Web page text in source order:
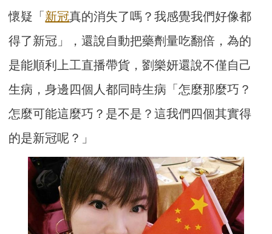
懷疑「 新冠真的消失了嗎？我感覺我們好像都
得了新冠」，還說自動把藥劑量吃翻倍，為的
是能順利上工直播帶貨，劉樂妍還說不僅自己
生病，身邊四個人都同時生病「怎麼那麼巧？
怎麼可能這麼巧？是不是？這我們四個其實得
的是新冠呢？」